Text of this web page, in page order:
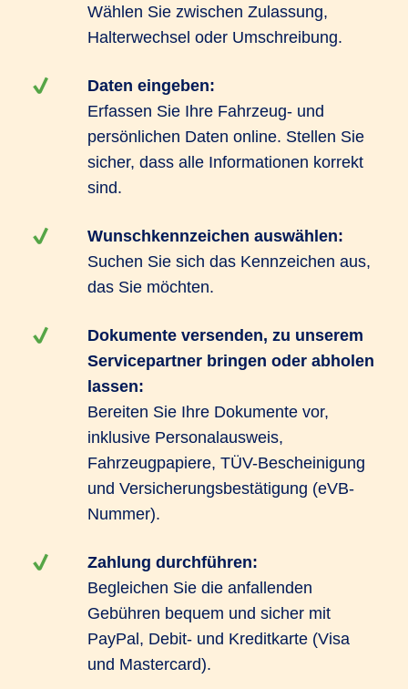
Wählen Sie zwischen Zulassung,
Halterwechsel oder Umschreibung.
Daten eingeben:
Erfassen Sie Ihre Fahrzeug- und
persönlichen Daten online. Stellen Sie
sicher, dass alle Informationen korrekt
sind.
Wunschkennzeichen auswählen:
Suchen Sie sich das Kennzeichen aus,
das Sie möchten.
Dokumente versenden, zu unserem
Servicepartner bringen oder abholen
lassen:
Bereiten Sie Ihre Dokumente vor,
inklusive Personalausweis,
Fahrzeugpapiere, TÜV-Bescheinigung
und Versicherungsbestätigung (eVB-
Nummer).
Zahlung durchführen:
Begleichen Sie die anfallenden
Gebühren bequem und sicher mit
PayPal, Debit- und Kreditkarte (Visa
und Mastercard).